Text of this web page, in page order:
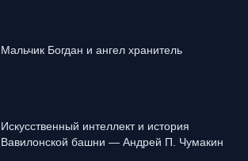
Mальчик Богдан и ангел хранитель
Искусственный интеллект и история
Вавилонской башни — Андрей П. Чумакин